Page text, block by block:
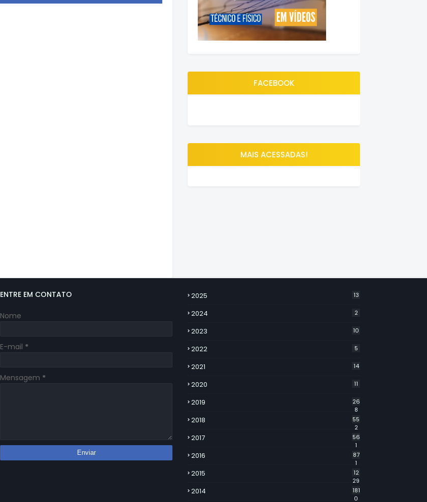
FACEBOOK
MAIS ACESSADAS!
ENTRE EM CONTATO
Nome
E-mail *
Mensagem *
2025 13
2024 2
2023 10
2022 5
2021 14
2020 11
2019
26
8
2018
55
2
2017
56
1
2016
87
1
2015
12
29
2014
181
0